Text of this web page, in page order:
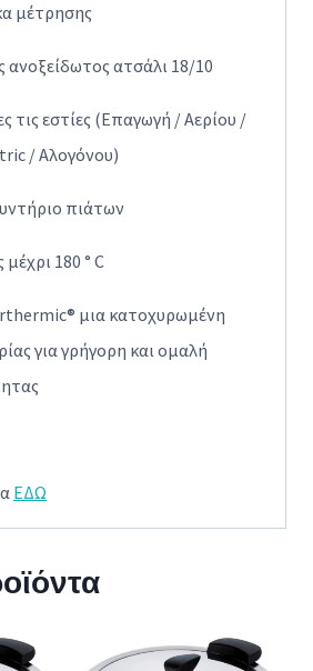
μέτρησης
ανοξείδωτος ατσάλι 18/10
τις εστίες (Επαγωγή / Αερίου /
/ Αλογόνου)
πιάτων
180 ° C
μια κατοχυρωμένη
για γρήγορη και ομαλή
ΕΔΩ